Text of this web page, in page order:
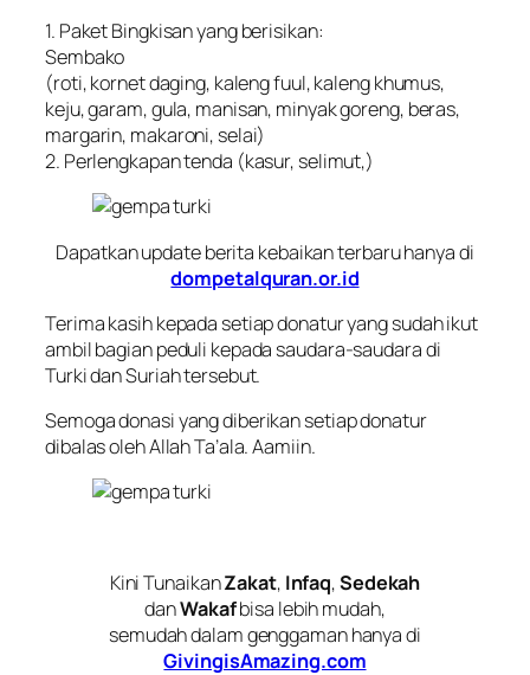
1. Paket Bingkisan yang berisikan:
Sembako
(roti, kornet daging, kaleng fuul, kaleng khumus,
keju, garam, gula, manisan, minyak goreng, beras,
margarin, makaroni, selai)
2. Perlengkapan tenda (kasur, selimut,)
Dapatkan update berita kebaikan terbaru hanya di
dompetalquran.or.id
Terima kasih kepada setiap donatur yang sudah ikut
ambil bagian peduli kepada saudara-saudara di
Turki dan Suriah tersebut.
Semoga donasi yang diberikan setiap donatur
dibalas oleh Allah Ta’ala. Aamiin.
Kini TunaikanZakat, Infaq,Sedekah
danWakafbisa lebih mudah,
semudah dalam genggaman hanya di
GivingisAmazing.com